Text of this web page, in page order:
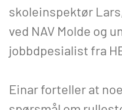
skoleinspektør
ved NAV Molde og
jobbdpesialist fra
Einar forteller at